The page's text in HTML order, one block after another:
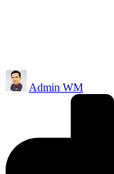
Posted
by
Admin WM